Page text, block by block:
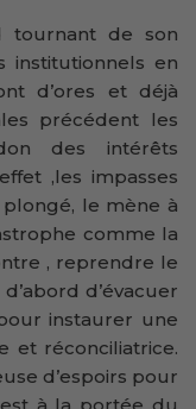
tournant de son
institutionnels en
d’ores et déjà
précédent les
des intérêts
,les impasses
le mène à
comme la
, reprendre le
d’évacuer
instaurer une
et réconciliatrice.
d’espoirs pour